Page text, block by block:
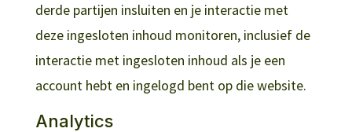
derde partijen insluiten en je interactie met
deze ingesloten inhoud monitoren, inclusief de
interactie met ingesloten inhoud als je een
account hebt en ingelogd bent op die website.
Analytics